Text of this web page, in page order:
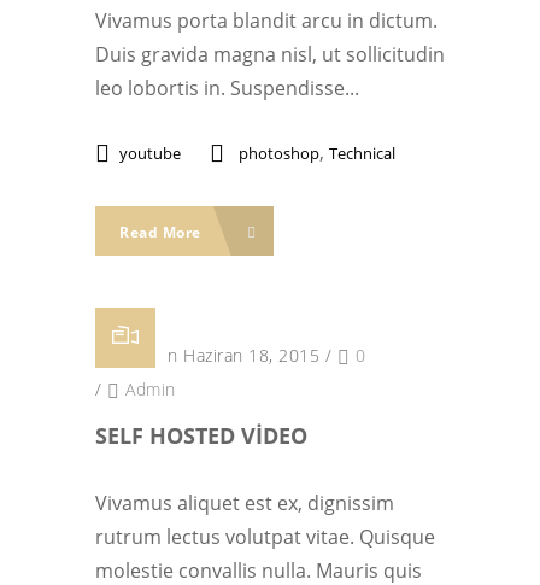
Vivamus porta blandit arcu in dictum.
Duis gravida magna nisl, ut sollicitudin
leo lobortis in. Suspendisse...
youtube photoshop, Technical
Read More
Posted on Haziran 18, 2015 /
0
/
Admin
SELF HOSTED VIDEO
Vivamus aliquet est ex, dignissim
rutrum lectus volutpat vitae. Quisque
molestie convallis nulla. Mauris quis